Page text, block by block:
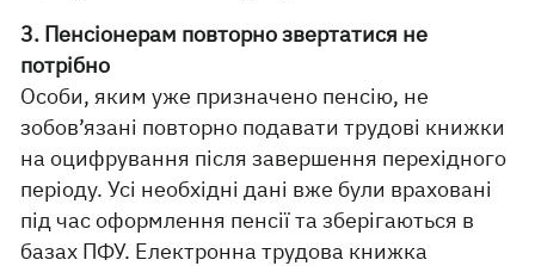
3. Пенсіонерам повторно звертатися не
потрібно
Особи, яким уже призначено пенсію, не
зобов’язані повторно подавати трудові книжки
на оцифрування після завершення перехідного
періоду. Усі необхідні дані вже були враховані
під час оформлення пенсії та зберігаються в
базах ПФУ. Електронна трудова книжка